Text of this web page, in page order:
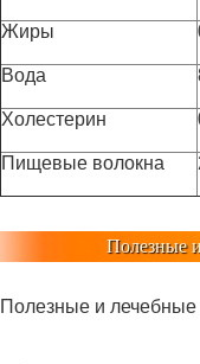
Жиры
Вода
Холестерин
Пищевые волокна
Полезные
Полезные и